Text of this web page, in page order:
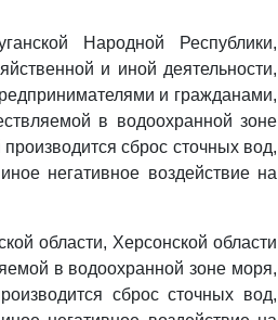
Народной Республики,
и иной деятельности,
и гражданами,
в водоохранной зоне
сброс сточных вод,
негативное воздействие на
области, Херсонской области
в водоохранной зоне моря,
сброс сточных вод,